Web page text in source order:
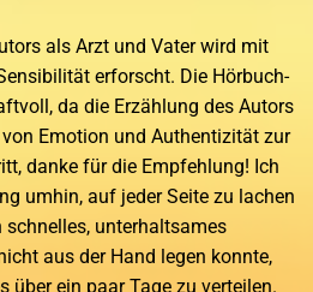
als Arzt und Vater wird mit
erforscht. Die Hörbuch-
da die Erzählung des Autors
Emotion und Authentizität zur
danke für die Empfehlung! Ich
umhin, auf jeder Seite zu lachen
schnelles, unterhaltsames
aus der Hand legen konnte,
über ein paar Tage zu verteilen.